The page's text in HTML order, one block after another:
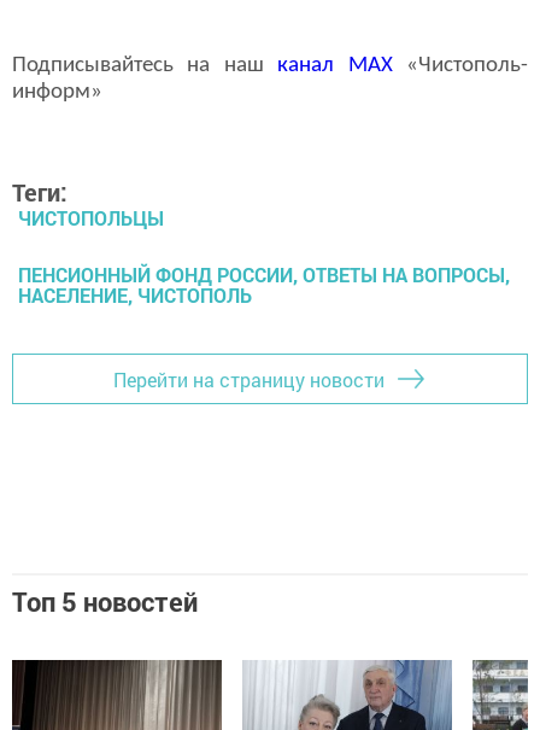
Подписывайтесь на наш канал MAX«Чистополь-
информ»
Теги:
ЧИСТОПОЛЬЦЫ
ПЕНСИОННЫЙ ФОНД РОССИИ, ОТВЕТЫ НА ВОПРОСЫ,
НАСЕЛЕНИЕ, ЧИСТОПОЛЬ
Перейти на страницу новости
Топ 5 новостей